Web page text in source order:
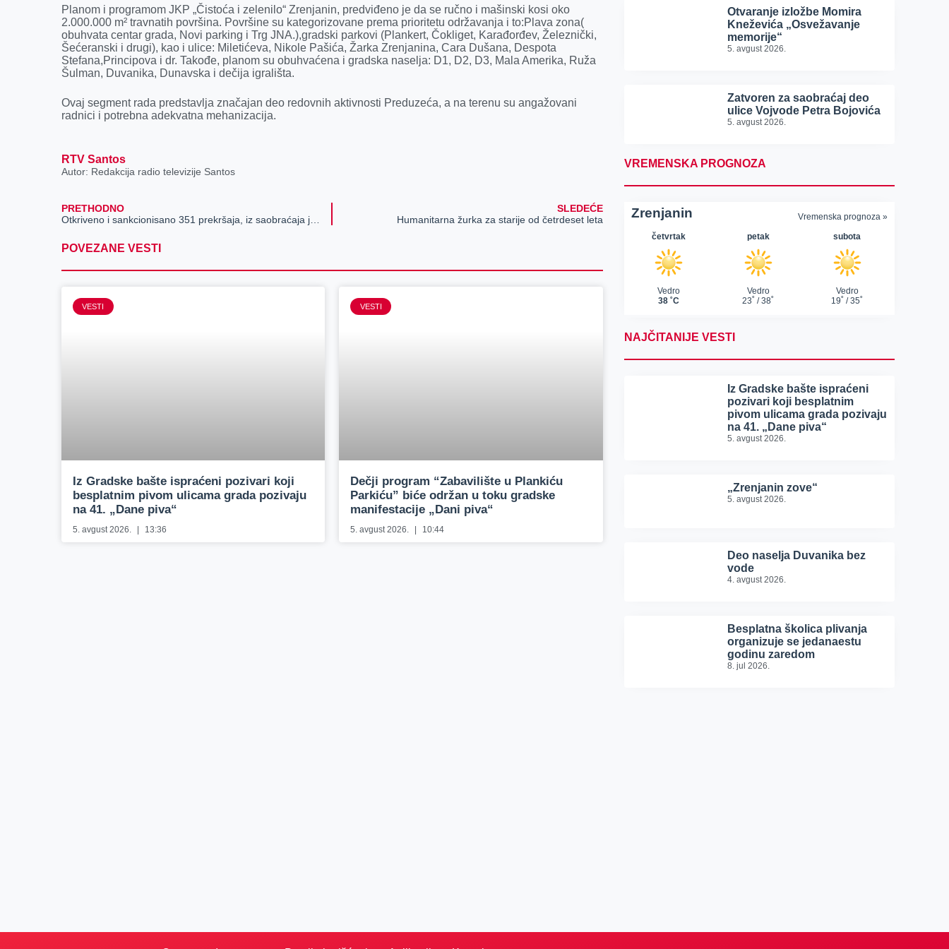
r
Planom i programom JKP „Čistoća i zelenilo“ Zrenjanin, predviđeno je da se ručno i mašinski kosi oko
2.000.000 m² travnatih površina. Površine su kategorizovane prema prioritetu održavanja i to:Plava zona(
obuhvata centar grada, Novi parking i Trg JNA.),gradski parkovi (Plankert, Čokliget, Karađorđev, Železnički,
Šećeranski i drugi), kao i ulice: Miletićeva, Nikole Pašića, Žarka Zrenjanina, Cara Dušana, Despota
Stefana,Principova i dr. Takođe, planom su obuhvaćena i gradska naselja: D1, D2, D3, Mala Amerika, Ruža
Šulman, Duvanika, Dunavska i dečija igrališta.
Ovaj segment rada predstavlja značajan deo redovnih aktivnosti Preduzeća, a na terenu su angažovani
radnici i potrebna adekvatna mehanizacija.
RTV Santos
Autor: Redakcija radio televizije Santos
PRETHODNO
SLEDEĆE
Humanitarna žurka za starije od četrdeset leta
POVEZANE VESTI
VESTI
Iz Gradske bašte ispraćeni pozivari koji
besplatnim pivom ulicama grada pozivaju
na 41. „Dane piva“
5. avgust 2026. 13:36
VESTI
Dečji program “Zabavilište u Plankiću
Parkiću” biće održan u toku gradske
manifestacije „Dani piva“
5. avgust 2026. 10:44
Otvaranje izložbe Momira
Kneževića „Osvežavanje
memorije“
5. avgust 2026.
Zatvoren za saobraćaj deo
ulice Vojvode Petra Bojovića
5. avgust 2026.
VREMENSKA PROGNOZA
NAJČITANIJE VESTI
Iz Gradske bašte ispraćeni
pozivari koji besplatnim
pivom ulicama grada pozivaju
na 41. „Dane piva“
5. avgust 2026.
„Zrenjanin zove“
5. avgust 2026.
Deo naselja Duvanika bez
vode
4. avgust 2026.
Besplatna školica plivanja
organizuje se jedanaestu
godinu zaredom
8. jul 2026.